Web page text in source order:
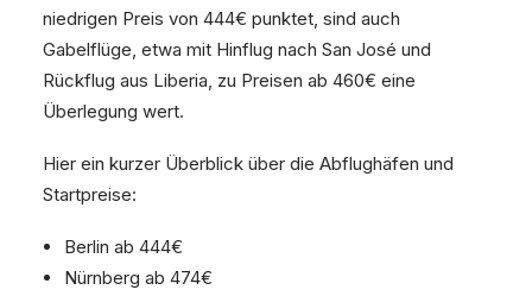
niedrigen Preis von 444€ punktet, sind auch
Gabelflüge, etwa mit Hinflug nach San José und
Rückflug aus Liberia, zu Preisen ab 460€ eine
Überlegung wert.
Hier ein kurzer Überblick über die Abflughäfen und
Startpreise:
Berlin ab 444€
Nürnberg ab 474€